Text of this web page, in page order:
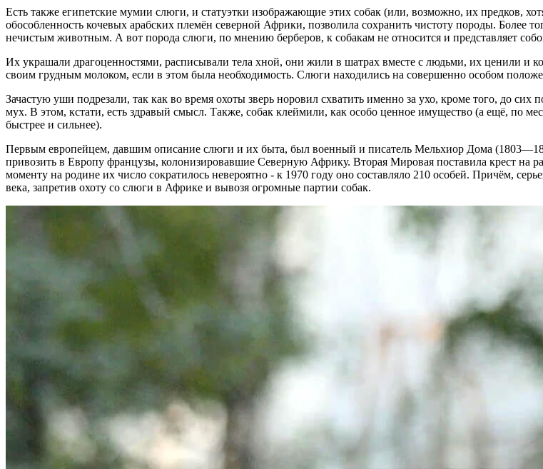
Есть также египетские мумии слюги, и статуэтки изображающие этих собак (или, возможно, их предков,
обособленность кочевых арабских племён северной Африки, позволила сохранить чистоту породы. Более
нечистым животным. А вот порода слюги, по мнению берберов, к собакам не относится и представляет
Их украшали драгоценностями, расписывали тела хной, они жили в шатрах вместе с людьми, их ценили
своим грудным молоком, если в этом была необходимость. Слюги находились на совершенно особом
Зачастую уши подрезали, так как во время охоты зверь норовил схватить именно за ухо, кроме того, до
мух. В этом, кстати, есть здравый смысл. Также, собак клеймили, как особо ценное имущество (а ещё, по
быстрее и сильнее).
Первым европейцем, давшим описание слюги и их быта, был военный и писатель Мельхиор Дома
привозить в Европу французы, колонизировавшие Северную Африку. Вторая Мировая поставила крест на
моменту на родине их число сократилось невероятно - к 1970 году оно составляло 210 особей. Причём,
века, запретив охоту со слюги в Африке и вывозя огромные партии собак.